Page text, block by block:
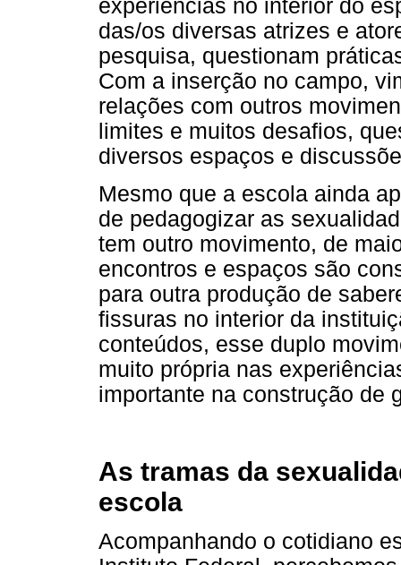
experiências no interior do
das/os diversas atrizes e
pesquisa, questionam
Com a inserção no campo,
relações com outros
limites e muitos desafios,
diversos espaços e
Mesmo que a escola ainda
de pedagogizar as
tem outro movimento, de
encontros e espaços são
para outra produção de
fissuras no interior da
conteúdos, esse duplo
muito própria nas
importante na construção de
As tramas da
escola
Acompanhando o cotidiano